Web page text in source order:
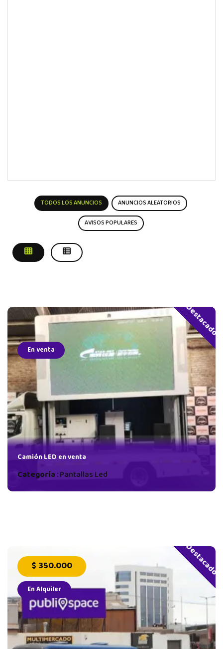
TODOS LOS ANUNCIOS
ANUNCIOS ALEATORIOS
AVISOS POPULARES
Destacado
En venta
Camión LED en venta
Categoría:Pantallas Led
Destacado
$ 350.000
En Alquiler